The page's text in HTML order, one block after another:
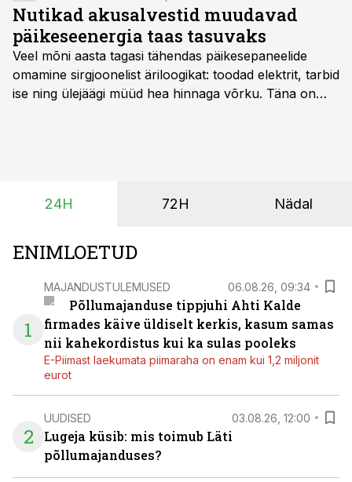
olema määravaks piima tootmise potensiaalile ja
tasuvusele. Ostusöötade osakaal tänaste turuhindade
juures peab vähenema põhisöötade kvaliteedi arvelt.
Nutikad akusalvestid muudavad
päikeseenergia taas tasuvaks
Veel mõni aasta tagasi tähendas päikesepaneelide
omamine sirgjoonelist äriloogikat: toodad elektrit, tarbid
ise ning ülejäägi müüd hea hinnaga võrku. Täna on
põllumajandusettevõtete jaoks üheks olulisemaks
24H 72H Nädal
ENIMLOETUD
1
MAJANDUSTULEMUSED 06.08.26, 09:34
Põllumajanduse tippjuhi Ahti Kalde
firmades käive üldiselt kerkis, kasum samas
nii kahekordistus kui ka sulas pooleks
E-Piimast laekumata piimaraha on enam kui 1,2 miljonit
eurot
2
UUDISED 03.08.26, 12:00
Lugeja küsib: mis toimub Läti
põllumajanduses?